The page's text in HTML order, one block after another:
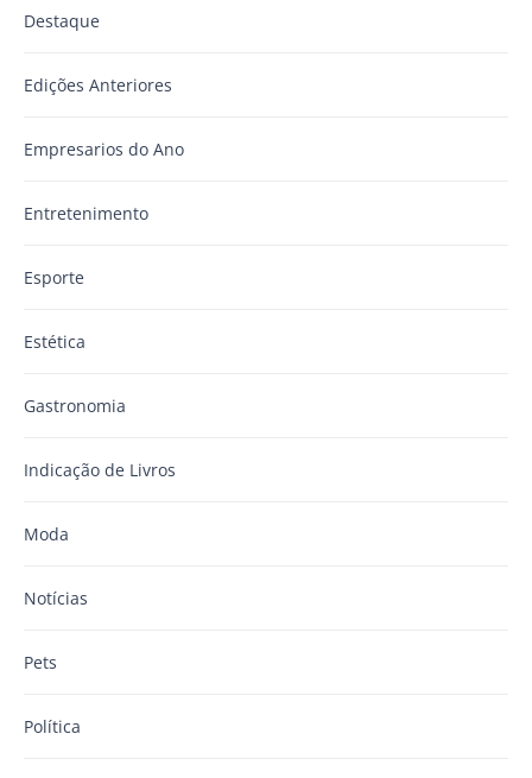
Destaque
Edições Anteriores
Empresarios do Ano
Entretenimento
Esporte
Estética
Gastronomia
Indicação de Livros
Moda
Notícias
Pets
Política